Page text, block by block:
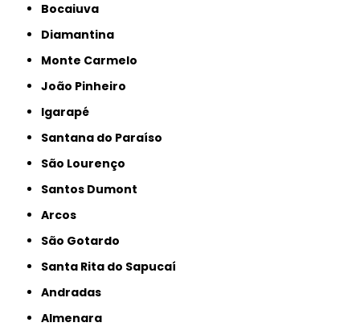
Bocaiuva
Diamantina
Monte Carmelo
João Pinheiro
Igarapé
Santana do Paraíso
São Lourenço
Santos Dumont
Arcos
São Gotardo
Santa Rita do Sapucaí
Andradas
Almenara